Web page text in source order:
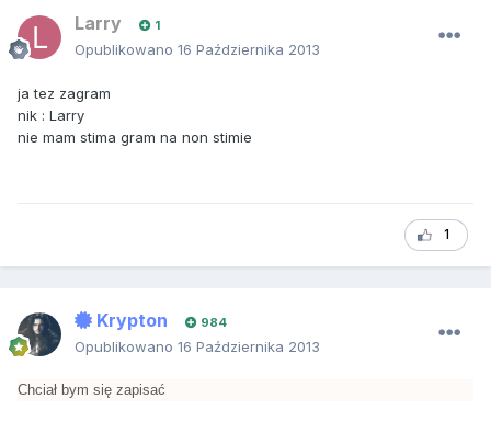
Larry 1
Opublikowano 16 Października 2013
ja tez zagram
nik : Larry
nie mam stima gram na non stimie
1
Krypton 984
Opublikowano 16 Października 2013
Chciał bym się zapisać